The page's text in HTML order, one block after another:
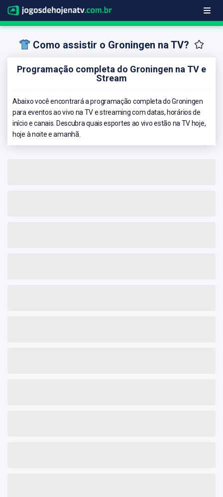
Como assistir o Groningen na TV?
Programação completa do Groningen na TV e
Stream
Abaixo você encontrará a programação completa do Groningen
para eventos ao vivo na TV e streaming com datas, horários de
início e canais. Descubra quais esportes ao vivo estão na TV hoje,
hoje à noite e amanhã.